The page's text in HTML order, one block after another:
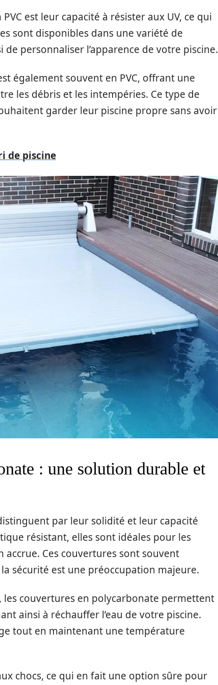
est leur capacité à résister aux UV, ce qui
sont disponibles dans une variété de
personnaliser l’apparence de votre piscine.
également souvent en PVC, offrant une
les débris et les intempéries. Ce type de
garder leur piscine propre sans avoir
de piscine
: une solution durable et
par leur solidité et leur capacité
résistant, elles sont idéales pour les
Ces couvertures sont souvent
sécurité est une préoccupation majeure.
couvertures en polycarbonate permettent
ainsi à réchauffer l’eau de votre piscine.
tout en maintenant une température
chocs, ce qui en fait une option sûre pour